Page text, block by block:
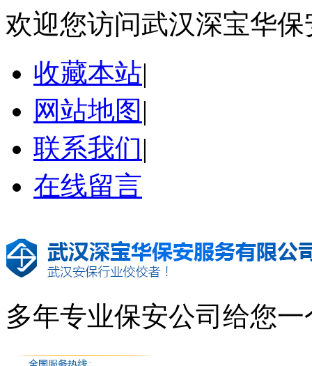
欢迎您访问武汉深宝华
收藏本站|
网站地图 |
联系我们|
在线留言
多年专业保安公司 给您一